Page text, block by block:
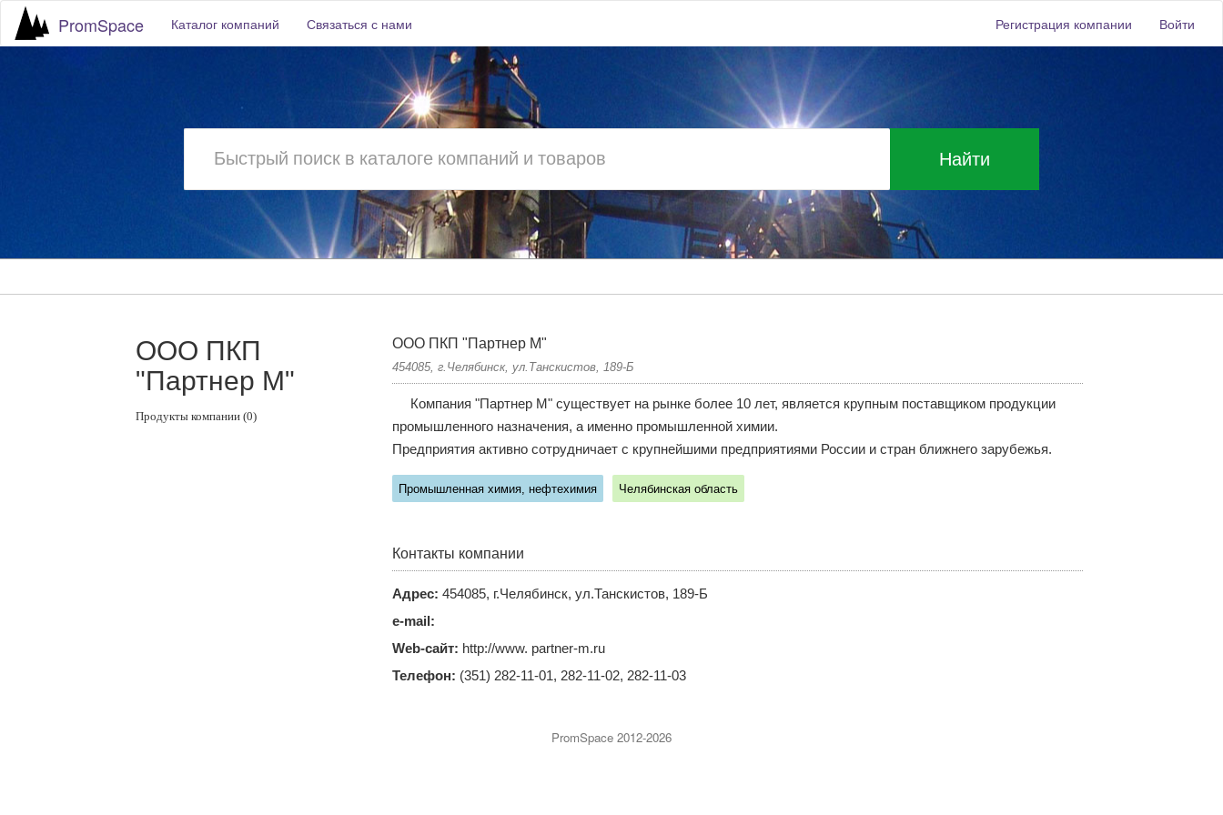
PromSpace Каталог компаний Связаться с нами Регистрация компании Войти
Найти
ООО ПКП
"Партнер М"
Продукты компании (0)
ООО ПКП "Партнер М"
454085, г.Челябинск, ул.Танскистов, 189-Б
Компания "Партнер М" существует на рынке более 10 лет, является крупным поставщиком продукции
промышленного назначения, а именно промышленной химии.
Предприятия активно сотрудничает с крупнейшими предприятиями России и стран ближнего зарубежья.
Промышленная химия, нефтехимия Челябинская область
Контакты компании
Адрес: 454085, г.Челябинск, ул.Танскистов, 189-Б
e-mail:
Web-сайт: http://www. partner-m.ru
Телефон: (351) 282-11-01, 282-11-02, 282-11-03
PromSpace 2012-2026